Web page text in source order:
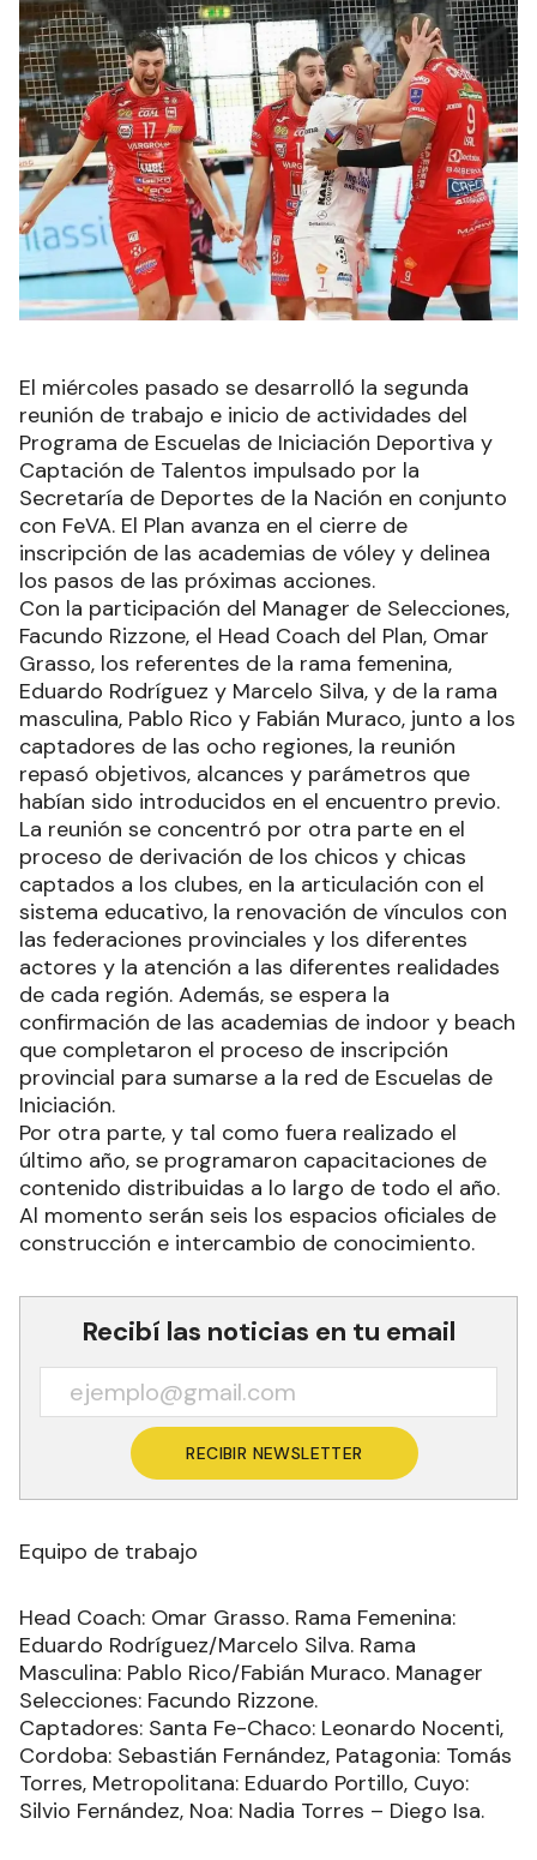
El miércoles pasado se desarrolló la segunda
reunión de trabajo e inicio de actividades del
Programa de Escuelas de Iniciación Deportiva y
Captación de Talentos impulsado por la
Secretaría de Deportes de la Nación en conjunto
con FeVA. El Plan avanza en el cierre de
inscripción de las academias de vóley y delinea
los pasos de las próximas acciones.
Con la participación del Manager de Selecciones,
Facundo Rizzone, el Head Coach del Plan, Omar
Grasso, los referentes de la rama femenina,
Eduardo Rodríguez y Marcelo Silva, y de la rama
masculina, Pablo Rico y Fabián Muraco, junto a los
captadores de las ocho regiones, la reunión
repasó objetivos, alcances y parámetros que
habían sido introducidos en el encuentro previo.
La reunión se concentró por otra parte en el
proceso de derivación de los chicos y chicas
captados a los clubes, en la articulación con el
sistema educativo, la renovación de vínculos con
las federaciones provinciales y los diferentes
actores y la atención a las diferentes realidades
de cada región. Además, se espera la
confirmación de las academias de indoor y beach
que completaron el proceso de inscripción
provincial para sumarse a la red de Escuelas de
Iniciación.
Por otra parte, y tal como fuera realizado el
último año, se programaron capacitaciones de
contenido distribuidas a lo largo de todo el año.
Al momento serán seis los espacios oficiales de
construcción e intercambio de conocimiento.
Recibí las noticias en tu email
RECIBIR NEWSLETTER
Equipo de trabajo
Head Coach: Omar Grasso. Rama Femenina:
Eduardo Rodríguez/Marcelo Silva. Rama
Masculina: Pablo Rico/Fabián Muraco. Manager
Selecciones: Facundo Rizzone.
Captadores: Santa Fe-Chaco: Leonardo Nocenti,
Cordoba: Sebastián Fernández, Patagonia: Tomás
Torres, Metropolitana: Eduardo Portillo, Cuyo:
Silvio Fernández, Noa: Nadia Torres – Diego Isa.